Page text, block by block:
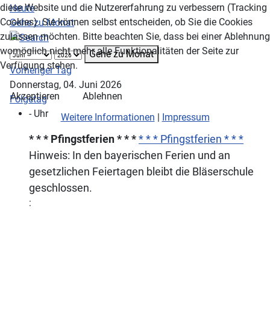
Heute
Gehe zu Monat
Gehe zu Monat
Vorheriger Tag
Donnerstag, 04. Juni 2026
Folgetag
- Uhr
* * * Pfingstferien * * ** * * Pfingstferien * * *
Hinweis: In den bayerischen Ferien und an
gesetzlichen Feiertagen bleibt die Bläserschule
geschlossen.
:
diese Website und die Nutzererfahrung zu verbessern (Tracking
Cookies). Sie können selbst entscheiden, ob Sie die Cookies
zulassen möchten. Bitte beachten Sie, dass bei einer Ablehnung
womöglich nicht mehr alle Funktionalitäten der Seite zur
Verfügung stehen.
Akzeptieren
Ablehnen
Weitere Informationen | Impressum